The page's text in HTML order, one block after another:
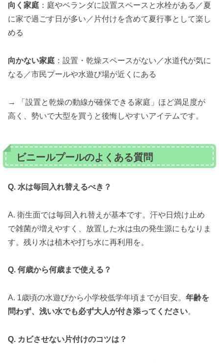
向く家庭 ：庭やベランダに設置スペースと水栓がある／夏
に家で過ごす日が多い／片付けを含めて夏行事として楽し
める
向かない家庭 ：設置・乾燥スペースがない／水道代が気に
なる／市民プールや水遊び場が近くにある
→ 「設置と乾燥の動線が確保できる家庭」ほど満足度が
高く、勢いで大型を買うと後悔しやすいアイテムです。
ビニールプールのよくある質問
Q. 水は毎回入れ替えるべき？
A. 衛生面では毎回入れ替えが基本です。汗や日焼け止め
で雑菌が増えやすく、放置した水は虫の発生源にもなりま
す。残り水は植木や打ち水に再利用を。
Q. 何歳から何歳まで使える？
A. 1歳頃の水遊びから小学校低学年頃までが目安。 年齢を
問わず、浅い水でも必ず大人が付き添ってください。
Q. カビさせない片付けのコツは？